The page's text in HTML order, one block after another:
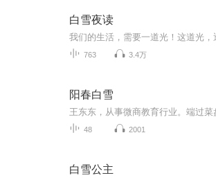
白雪夜读
763 3.4万
阳春白雪
48 2001
白雪公主